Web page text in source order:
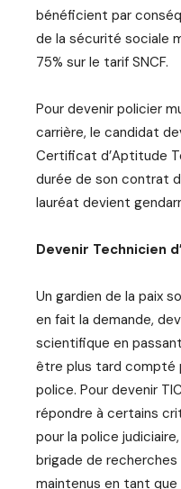
bénéficient par
de la sécurité sociale
75% sur le tarif SNCF.
Pour devenir policier
carrière, le candidat
Certificat d’Aptitude
durée de son contrat
lauréat devient
Devenir Technicien
Un gardien de la paix
en fait la demande,
scientifique en
être plus tard compté
police. Pour devenir
répondre à certains
pour la police
brigade de
maintenus en tant que